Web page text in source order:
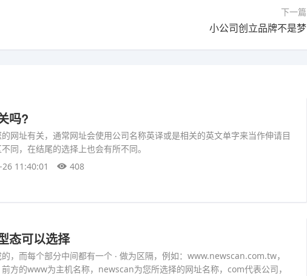
下一篇
小公司创立品牌不是梦
吗?
网址有关，通常网址会使用公司名称英译或是相关的英文单字来当作伸请目
同，在结尾的选择上也会有所不同。
11:40:01 408
态可以选择
，而每个部分中间都有一个 ‧ 做为区隔，例如：www.newscan.com.tw，
方的www为主机名称，newscan为您所选择的网址名称，com代表公司，